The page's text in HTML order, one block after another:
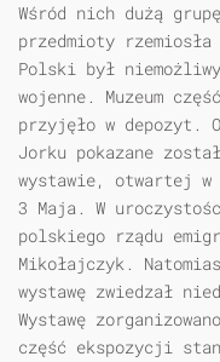
Wśród nich dużą
przedmioty
Polski był
wojenne. Muzeum
przyjęło w depozyt.
Jorku pokazane
wystawie, otwartej
3 Maja. W
polskiego rządu
Mikołajczyk.
wystawę zwiedzał
Wystawę
część ekspozycji